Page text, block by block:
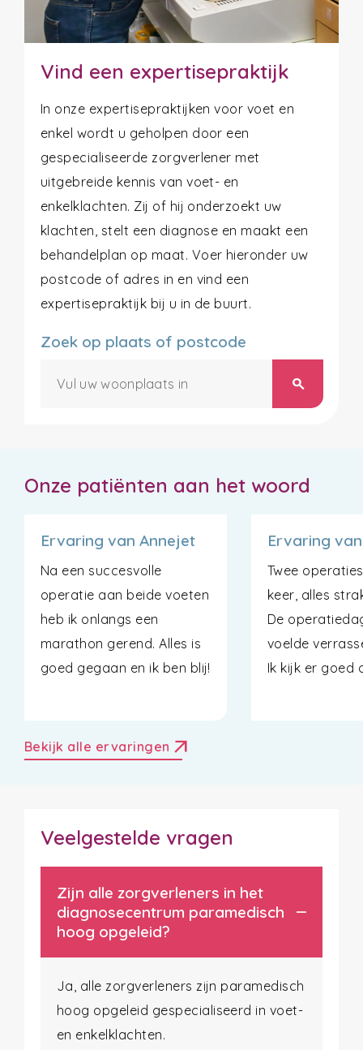
Vind een expertisepraktijk
In onze expertisepraktijken voor voet en
enkel wordt u geholpen door een
gespecialiseerde zorgverlener met
uitgebreide kennis van voet- en
enkelklachten. Zij of hij onderzoekt uw
klachten, stelt een diagnose en maakt een
behandelplan op maat. Voer hieronder uw
postcode of adres in en vind een
expertisepraktijk bij u in de buurt.
Zoek op plaats of postcode
search
Onze patiënten aan het woord
Ervaring van Annejet
Na een succesvolle
operatie aan beide voeten
heb ik onlangs een
marathon gerend. Alles is
goed gegaan en ik ben blij!
Ervaring
Twee
keer, alles
De
voelde
Ik kijk er goed
Bekijk alle ervaringen arrow_outward
Veelgestelde vragen
Zijn alle zorgverleners in het
diagnosecentrum paramedisch
hoog opgeleid?
Ja, alle zorgverleners zijn paramedisch
hoog opgeleid gespecialiseerd in voet-
en enkelklachten.